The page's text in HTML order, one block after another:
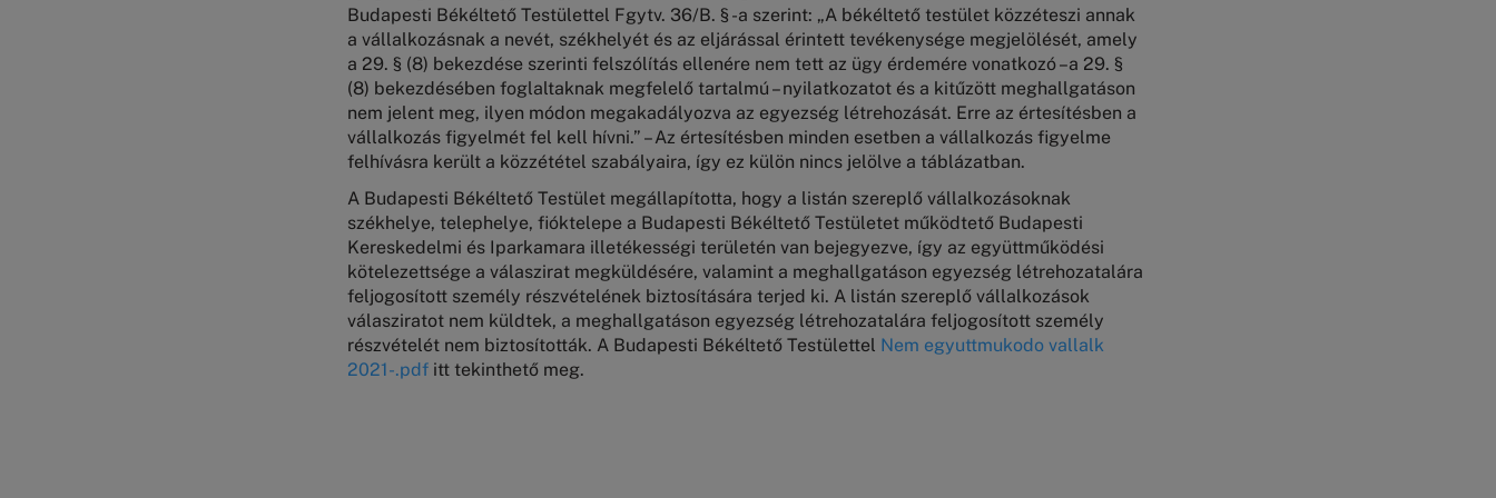
Budapesti Békéltető Testülettel Fgytv. 36/B. § -a szerint: „A békéltető testület közzéteszi annak
a vállalkozásnak a nevét, székhelyét és az eljárással érintett tevékenysége megjelölését, amely
a 29. § (8) bekezdése szerinti felszólítás ellenére nem tett az ügy érdemére vonatkozó –a 29. §
(8) bekezdésében foglaltaknak megfelelő tartalmú – nyilatkozatot és a kitűzött meghallgatáson
nem jelent meg, ilyen módon megakadályozva az egyezség létrehozását. Erre az értesítésben a
vállalkozás figyelmét fel kell hívni.” – Az értesítésben minden esetben a vállalkozás figyelme
felhívásra került a közzététel szabályaira, így ez külön nincs jelölve a táblázatban.
A Budapesti Békéltető Testület megállapította, hogy a listán szereplő vállalkozásoknak
székhelye, telephelye, fióktelepe a Budapesti Békéltető Testületet működtető Budapesti
Kereskedelmi és Iparkamara illetékességi területén van bejegyezve, így az együttműködési
kötelezettsége a válaszirat megküldésére, valamint a meghallgatáson egyezség létrehozatalára
feljogosított személy részvételének biztosítására terjed ki. A listán szereplő vállalkozások
válasziratot nem küldtek, a meghallgatáson egyezség létrehozatalára feljogosított személy
részvételét nem biztosították. A Budapesti Békéltető Testülettel Nem egyuttmukodo vallalk
2021-.pdf itt tekinthető meg.